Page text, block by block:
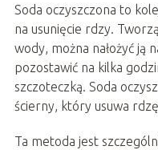
Soda oczyszczona to
na usunięcie rdzy.
wody, można nałożyć ją
pozostawić na kilka
szczoteczką. Soda
ścierny, który usuwa
Ta metoda jest